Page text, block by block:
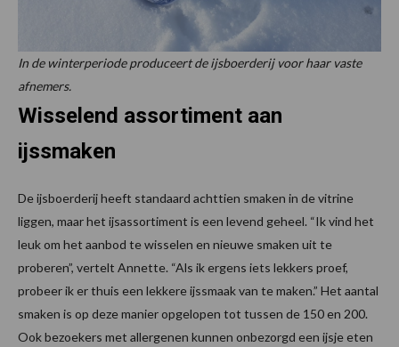
In de winterperiode produceert de ijsboerderij voor haar vaste
afnemers.
Wisselend assortiment aan
ijssmaken
De ijsboerderij heeft standaard achttien smaken in de vitrine
liggen, maar het ijsassortiment is een levend geheel. “Ik vind het
leuk om het aanbod te wisselen en nieuwe smaken uit te
proberen”, vertelt Annette. “Als ik ergens iets lekkers proef,
probeer ik er thuis een lekkere ijssmaak van te maken.” Het aantal
smaken is op deze manier opgelopen tot tussen de 150 en 200.
Ook bezoekers met allergenen kunnen onbezorgd een ijsje eten